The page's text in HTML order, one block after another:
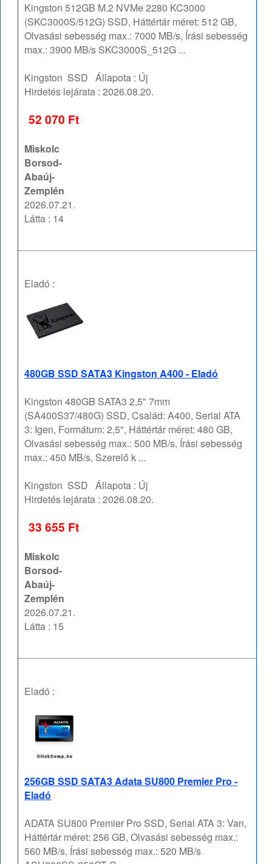
Kingston 512GB M.2 NVMe 2280 KC3000
(SKC3000S/512G) SSD, Háttértár méret: 512 GB,
Olvasási sebesség max.: 7000 MB/s, Írási sebesség
max.: 3900 MB/s SKC3000S_512G ...
Kingston SSD Állapota : Új
Hirdetés lejárata :2026.08.20.
52 070 Ft
Miskolc
Borsod-
Abaúj-
Zemplén
2026.07.21.
Látta : 14
Eladó :
480GB SSD SATA3 Kingston A400 - Eladó
Kingston 480GB SATA3 2,5" 7mm
(SA400S37/480G) SSD, Család: A400, Serial ATA
3: Igen, Formátum: 2,5", Háttértár méret: 480 GB,
Olvasási sebesség max.: 500 MB/s, Írási sebesség
max.: 450 MB/s, Szerelő k ...
Kingston SSD Állapota : Új
Hirdetés lejárata :2026.08.20.
33 655 Ft
Miskolc
Borsod-
Abaúj-
Zemplén
2026.07.21.
Látta : 15
Eladó :
256GB SSD SATA3 Adata SU800 Premier Pro -
Eladó
ADATA SU800 Premier Pro SSD, Serial ATA 3: Van,
Háttértár méret: 256 GB, Olvasási sebesség max.:
560 MB/s, Írási sebesség max.: 520 MB/s